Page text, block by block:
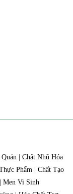
| Chất Nhũ Hóa
Phẩm | Chất Tạo
Men Vi Sinh